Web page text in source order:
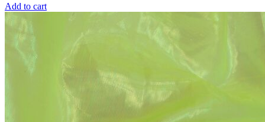
Add to cart